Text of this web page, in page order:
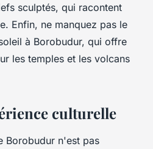
sculptés, qui racontent
Enfin, ne manquez pas le
à Borobudur, qui offre
les temples et les volcans
culturelle
Borobudur n'est pas